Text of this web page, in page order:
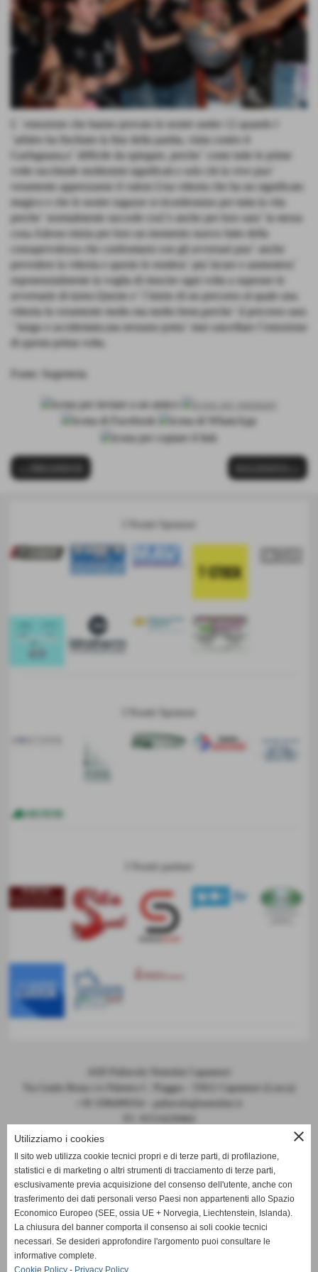
L´ emozione che hanno provato le nostre under 12 quando l
´arbitro ha fischiato la fine della partita, vinta contro il
Garfagnana,e´ difficile da spiegare, perche´ come tutte le prime
volte racchiude moltissimi significati e solo chi la vive puo´
veramente apprezzarne il valore.Una vittoria che ha un significato
magico e che le nostre ragazze si ricorderanno per tutta la vita
perche´ normalmente succede cosi´e anche per loro sara´ la stessa
cosa.Adesso inizia per loro un momento nuovo fatto della
consapevolezza che confrontarsi con gli avversari puo´ anche
prevedere la vittoria e questo le rendera´ piu´sicure e aumentera´
esponenzialmente la voglia di riuscire ogni volta a superare le
avversarie di turno.Questo e´ l´inizio di un percorso al quale una
vittoria fa veramente molto ma molto bene,perche´ il percorso sara
´ lungo e accidentato,ma nessuno potra´ mai cancellare l´emozione
di questa prima volta.
Fonte: Segreteria
I Nostri Sponsor
I Nostri Sponsor
I Nostri partner
Via Guido Rossa c/o Palestra C. Piaggia - 55012 Capannori (Lucca)
Codice FIPAV 10.050.0086 - N° registro CONI 7225
DOCUMENTI 2024-2025
close
Utilizziamo i cookies
Il sito web utilizza cookie tecnici propri e di terze parti, di profilazione,
statistici e di marketing o altri strumenti di tracciamento di terze parti,
esclusivamente previa acquisizione del consenso dell'utente, anche con
trasferimento dei dati personali verso Paesi non appartenenti allo Spazio
Economico Europeo (SEE, ossia UE + Norvegia, Liechtenstein, Islanda).
La chiusura del banner comporta il consenso ai soli cookie tecnici
necessari. Se desideri approfondire l'argomento puoi consultare le
informative complete.
Cookie Policy - Privacy Policy